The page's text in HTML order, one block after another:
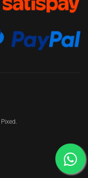
Pixed